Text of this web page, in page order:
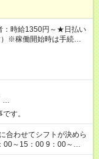
時給1350円～★日払い
※稼働開始時は手続き完
…
す。
00～15：00 9：00～